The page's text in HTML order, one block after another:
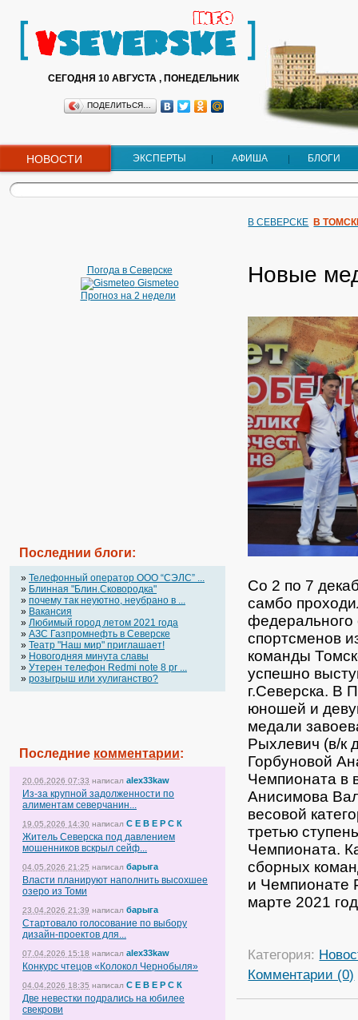
СЕГОДНЯ 10 АВГУСТА , ПОНЕДЕЛЬНИК
ПОДЕЛИТЬСЯ…
НОВОСТИ ЭКСПЕРТЫ АФИША БЛОГИ
Погода в Северске
Gismeteo
Прогноз на 2 недели
Последнии блоги:
» Телефонный оператор OOO “СЭЛС” ...
» Блинная "Блин.Сковородка"
» почему так неуютно, неубрано в ...
» Вакансия
» Любимый город летом 2021 года
» АЗС Газпромнефть в Северске
» Театр "Наш мир" приглашает!
» Новогодняя минута славы
» Утерен телефон Redmi note 8 pr ...
» розыгрыш или хулиганство?
Последние комментарии:
20.06.2026 07:33 написал alex33kaw
Из-за крупной задолженности по
алиментам северчанин...
19.05.2026 14:30 написал С Е В Е Р С К
Житель Северска под давлением
мошенников вскрыл сейф...
04.05.2026 21:25 написал барыга
Власти планируют наполнить высохшее
озеро из Томи
23.04.2026 21:39 написал барыга
Стартовало голосование по выбору
дизайн-проектов для...
07.04.2026 15:18 написал alex33kaw
Конкурс чтецов «Колокол Чернобыля»
04.04.2026 18:35 написал С Е В Е Р С К
Две невестки подрались на юбилее
свекрови
В СЕВЕРСКЕ В
Новые
Со 2 по 7
самбо
федерального
спортсменов
команды
успешно
г.Северска. В
юношей и
медали
Рыхлевич (в/к
Горбуновой
Чемпионата в
Анисимова
весовой
третью
Чемпионата.
сборных
и Чемпионате
марте 2021
Категория:
Комментарии (0)